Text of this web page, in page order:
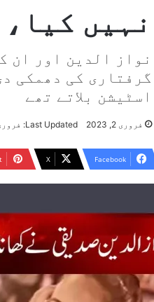
نہیں
نواز الدین اور ان
گرفتاری کی دھمکی
اسٹیشن بلاتے تھے
فروری 2, 2023 Last Updated: فروری 2, 2023
Facebook
X